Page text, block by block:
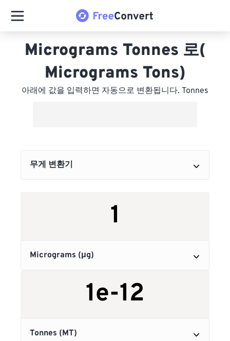
Micrograms Tonnes 로(
Micrograms Tons)
아래에 값을 입력하면 자동으로 변환됩니다. Tonnes